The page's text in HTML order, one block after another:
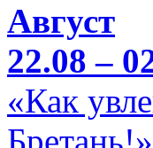
Август
22.08 –
«Как